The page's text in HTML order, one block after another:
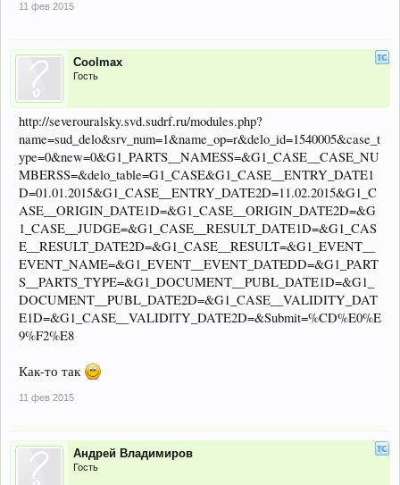
11 фев 2015
Coolmax
Гость
http://severouralsky.svd.sudrf.ru/modules.php?
name=sud_delo&srv_num=1&name_op=r&delo_id=1540005&case_t
ype=0&new=0&G1_PARTS__NAMESS=&G1_CASE__CASE_NU
MBERSS=&delo_table=G1_CASE&G1_CASE__ENTRY_DATE1
D=01.01.2015&G1_CASE__ENTRY_DATE2D=11.02.2015&G1_C
ASE__ORIGIN_DATE1D=&G1_CASE__ORIGIN_DATE2D=&G
1_CASE__JUDGE=&G1_CASE__RESULT_DATE1D=&G1_CAS
E__RESULT_DATE2D=&G1_CASE__RESULT=&G1_EVENT__
EVENT_NAME=&G1_EVENT__EVENT_DATEDD=&G1_PART
S__PARTS_TYPE=&G1_DOCUMENT__PUBL_DATE1D=&G1_
DOCUMENT__PUBL_DATE2D=&G1_CASE__VALIDITY_DAT
E1D=&G1_CASE__VALIDITY_DATE2D=&Submit=%CD%E0%E
9%F2%E8
Как-то так
11 фев 2015
Андрей Владимиров
Гость